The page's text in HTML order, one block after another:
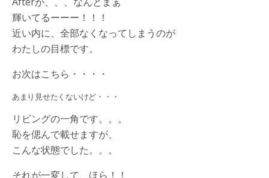
輝いてるーーー！！！
近い内に、全部なくなってしまうのが
わたしの目標です。
お次はこちら・・・・
あまり見せたくないけど・・・
リビングの一角です。。。
恥を偲んで載せますが、
こんな状態でした。。。
それが一変して、ほら！！